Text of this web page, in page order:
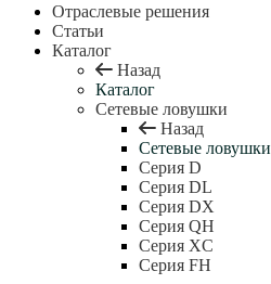
Отраслевые решения
Статьи
Каталог
Назад
Каталог
Сетевые ловушки
Назад
Сетевые ловушки
Серия D
Серия DL
Серия DX
Серия QH
Серия XC
Серия FH